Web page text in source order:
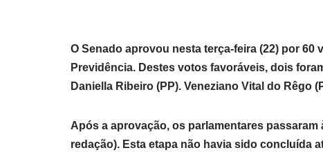
O Senado aprovou nesta terça-feira (22) por
Previdência. Destes votos favoráveis, dois
Daniella Ribeiro (PP). Veneziano Vital do Rêgo
Após a aprovação, os parlamentares
redação). Esta etapa não havia sido concluída